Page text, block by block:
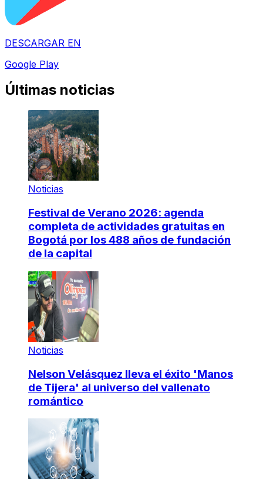
DESCARGAR EN
Google Play
Últimas noticias
Noticias
Festival de Verano 2026: agenda
completa de actividades gratuitas en
Bogotá por los 488 años de fundación
de la capital
Noticias
Nelson Velásquez lleva el éxito 'Manos
de Tijera' al universo del vallenato
romántico